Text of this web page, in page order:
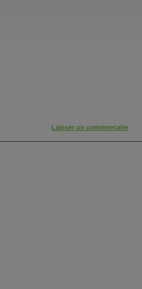
Laisser un commentaire